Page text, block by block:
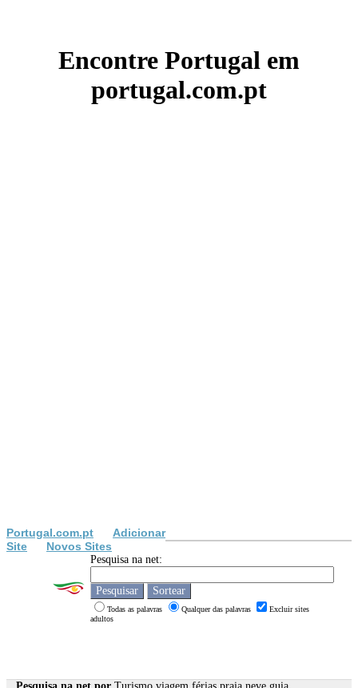
Encontre Portugal em
portugal.com.pt
Portugal.com.pt
Adicionar
Site
Novos Sites
Pesquisa na net:
Todas as palavras Qualquer das palavras
Excluir sites
adultos